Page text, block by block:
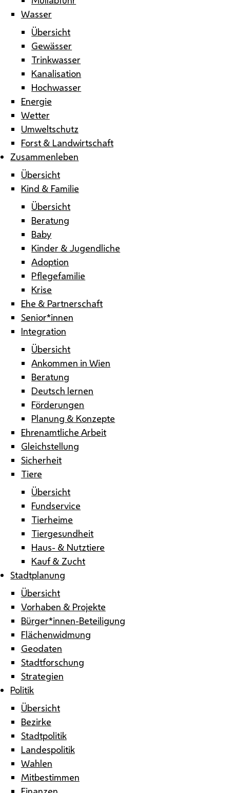
Wasser
Übersicht
Gewässer
Trinkwasser
Kanalisation
Hochwasser
Energie
Wetter
Umweltschutz
Forst & Landwirtschaft
Zusammenleben
Übersicht
Kind & Familie
Übersicht
Beratung
Baby
Kinder & Jugendliche
Adoption
Pflegefamilie
Krise
Ehe & Partnerschaft
Senior*innen
Integration
Übersicht
Ankommen in Wien
Beratung
Deutsch lernen
Förderungen
Planung & Konzepte
Ehrenamtliche Arbeit
Gleichstellung
Sicherheit
Tiere
Übersicht
Fundservice
Tierheime
Tiergesundheit
Haus- & Nutztiere
Kauf & Zucht
Stadtplanung
Übersicht
Vorhaben & Projekte
Bürger*innen-Beteiligung
Flächenwidmung
Geodaten
Stadtforschung
Strategien
Politik
Übersicht
Bezirke
Stadtpolitik
Landespolitik
Wahlen
Mitbestimmen